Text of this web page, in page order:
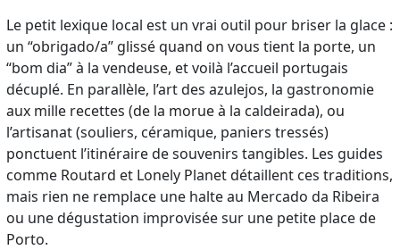
Le petit lexique local est un vrai outil pour briser la glace :
un “obrigado/a” glissé quand on vous tient la porte, un
“bom dia” à la vendeuse, et voilà l’accueil portugais
décuplé. En parallèle, l’art des azulejos, la gastronomie
aux mille recettes (de la morue à la caldeirada), ou
l’artisanat (souliers, céramique, paniers tressés)
ponctuent l’itinéraire de souvenirs tangibles. Les guides
comme Routard et Lonely Planet détaillent ces traditions,
mais rien ne remplace une halte au Mercado da Ribeira
ou une dégustation improvisée sur une petite place de
Porto.